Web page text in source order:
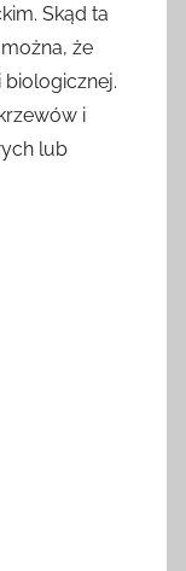
Skąd ta
że
biologicznej.
i
lub